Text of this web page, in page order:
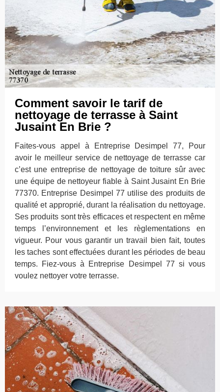
Comment savoir le tarif de
nettoyage de terrasse à Saint
Jusaint En Brie ?
Faites-vous appel à Entreprise Desimpel 77, Pour
avoir le meilleur service de nettoyage de terrasse car
c’est une entreprise de nettoyage de toiture sûr avec
une équipe de nettoyeur fiable à Saint Jusaint En Brie
77370. Entreprise Desimpel 77 utilise des produits de
qualité et approprié, durant la réalisation du nettoyage.
Ses produits sont très efficaces et respectent en même
temps l’environnement et les règlementations en
vigueur. Pour vous garantir un travail bien fait, toutes
les taches sont effectuées durant les périodes de beau
temps. Fiez-vous à Entreprise Desimpel 77 si vous
voulez nettoyer votre terrasse.